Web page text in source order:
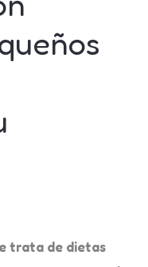
trata de dietas